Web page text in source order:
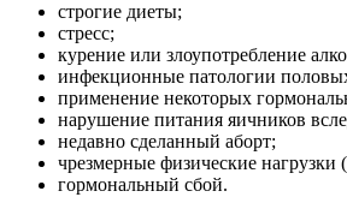
строгие диеты;
стресс;
курение или злоупотребление
инфекционные патологии
применение некоторых
нарушение питания яичников
недавно сделанный аборт;
чрезмерные физические
гормональный сбой.